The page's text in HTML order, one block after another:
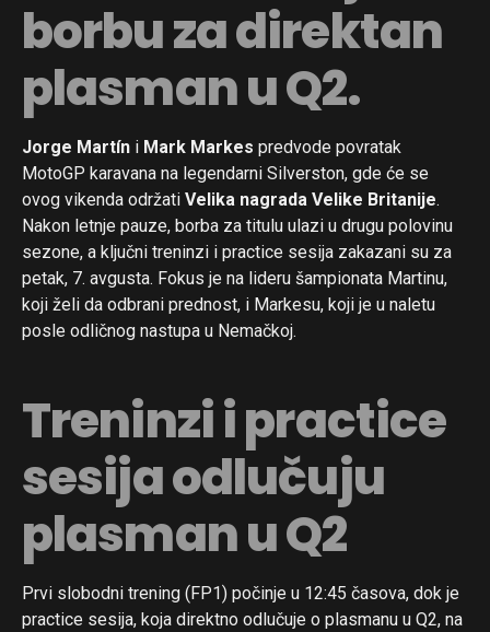
borbu za direktan
plasman u Q2.
Jorge Martín i Mark Markes predvode povratak
MotoGP karavana na legendarni Silverston, gde će se
ovog vikenda održati Velika nagrada Velike Britanije.
Nakon letnje pauze, borba za titulu ulazi u drugu polovinu
sezone, a ključni treninzi i practice sesija zakazani su za
petak, 7. avgusta. Fokus je na lideru šampionata Martinu,
koji želi da odbrani prednost, i Markesu, koji je u naletu
posle odličnog nastupa u Nemačkoj.
Treninzi i practice
sesija odlučuju
plasman u Q2
Prvi slobodni trening (FP1) počinje u 12:45 časova, dok je
practice sesija, koja direktno odlučuje o plasmanu u Q2, na